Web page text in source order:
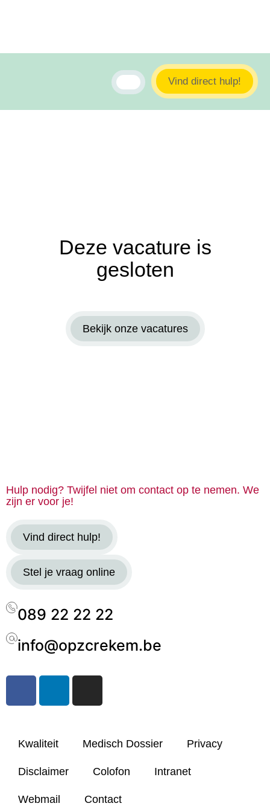
Vind direct hulp!
Deze vacature is
gesloten
Bekijk onze vacatures
Hulp nodig? Twijfel niet om contact op te nemen. We
zijn er voor je!
Vind direct hulp!
Stel je vraag online
089 22 22 22
info@opzcrekem.be
Kwaliteit Medisch Dossier Privacy
Disclaimer Colofon Intranet
Webmail Contact